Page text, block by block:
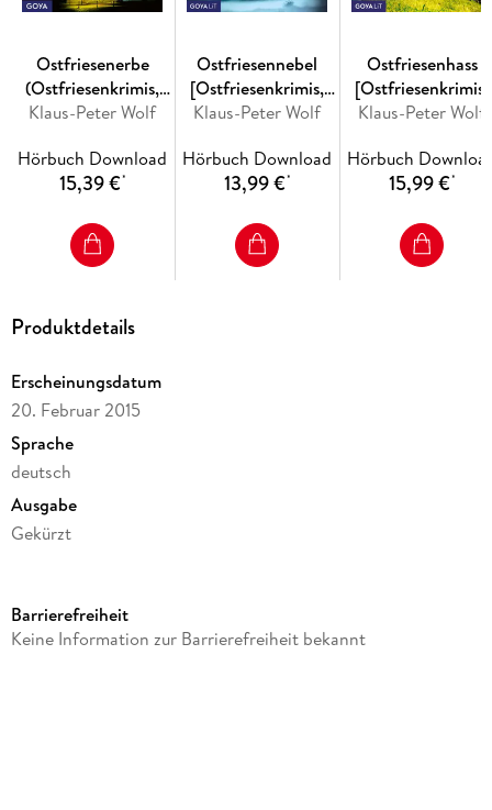
erschienen.
Ostfriesenerbe
(Ostfriesenkrimis,
Band 20
Klaus-Peter Wolf
Hörbuch Download
15,39 €*
Ostfriesennebel
[Ostfriesenkrimis,
Band 19
Klaus-Peter Wolf
Hörbuch Download
13,99 €*
Ostfriesenhass
[Ostfriesenkrimis,
Band 18
Klaus-Peter Wolf
Hörbuch
15,99 €*
Produktdetails
Erscheinungsdatum
20. Februar 2015
Sprache
deutsch
Ausgabe
Gekürzt
Reihe
Barrierefreiheit
Keine Information zur Barrierefreiheit bekannt